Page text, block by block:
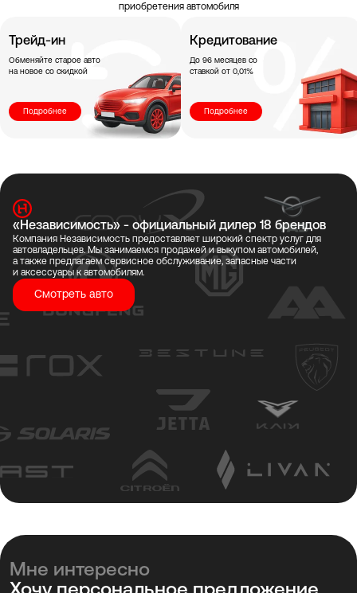
приобретения автомобиля
Трейд-ин
Обменяйте старое авто
на новое со скидкой
Подробнее
Кредитование
До 96 месяцев со
ставкой от 0,01%
Подробнее
«Независимость» - официальный дилер 18 брендов
Компания Независимость предоставляет широкий спектр услуг для
автовладельцев. Мы занимаемся продажей и выкупом автомобилей,
а также предлагаем сервисное обслуживание, запасные части
и аксессуары к автомобилям.
Смотреть авто
Мне интересно